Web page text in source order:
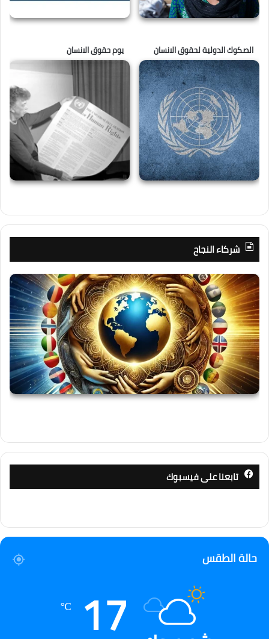
الصكوك الدولية لحقوق الانسان يوم حقوق الانسان
شركاء النجاح
تابعنا على فيسبوك
حالة الطقس
17
℃